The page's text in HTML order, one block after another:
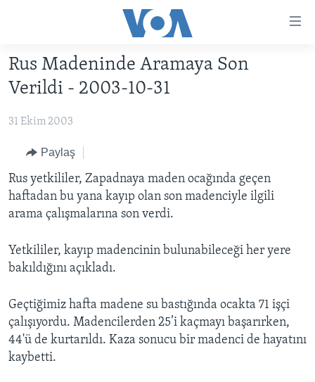
geç
Ana
geç
AMERİKA
ORTADOĞU
AVRUPA
ULUSLARARASI
BİLİM VE TEKNOLOJİ
EKONOMİ
ÇEVRE
HAYATTAN
SANAT
AMERİKA'DA YAŞAM
UKRAYNA KRİZİ
YAPAY ZEKA
YORUMLAR
AMERIKA'YA ÖZEL
MULTİMEDYA
VİDEO GALERİ
FOTO GALERİ
BIZI TAKIP EDIN
Rus Madeninde Aramaya Son
Verildi - 2003-10-31
31 Ekim 2003
Paylaş
Rus yetkililer, Zapadnaya maden ocağında geçen
haftadan bu yana kayıp olan son madenciyle ilgili
arama çalışmalarına son verdi.
Yetkililer, kayıp madencinin bulunabileceği her yere
bakıldığını açıkladı.
Geçtiğimiz hafta madene su bastığında ocakta 71 işçi
çalışıyordu. Madencilerden 25’i kaçmayı başarırken,
44'ü de kurtarıldı. Kaza sonucu bir madenci de hayatını
kaybetti.